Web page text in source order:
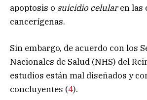
apoptosis o suicidio celularen las
cancerígenas.
Sin embargo, de acuerdo con los
Nacionales de Salud (NHS) del
estudios están mal diseñados y
concluyentes (4).